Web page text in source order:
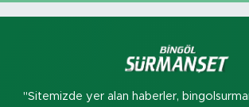
"Sitemizde yer alan haberler,